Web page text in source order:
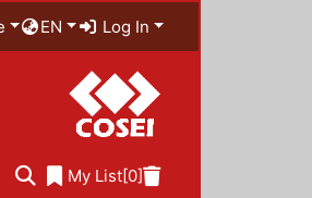
EN Log In
My List[0]